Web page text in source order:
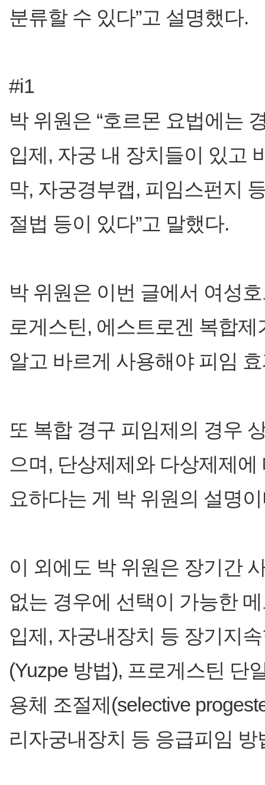
분류할 수 있다”고 설명했다.
#i1
박 위원은 “호르몬 요법에는
입제, 자궁 내 장치들이 있고
막, 자궁경부캡, 피임스펀지
절법 등이 있다”고 말했다.
박 위원은 이번 글에서 여성
로게스틴, 에스트로겐 복합
알고 바르게 사용해야 피임
또 복합 경구 피임제의 경우
으며, 단상제제와 다상제제
요하다는 게 박 위원의 설명
이 외에도 박 위원은 장기간
없는 경우에 선택이 가능한
입제, 자궁내장치 등 장기지
(Yuzpe 방법), 프로게스틴 단
용체 조절제(selective
리자궁내장치 등 응급피임 방